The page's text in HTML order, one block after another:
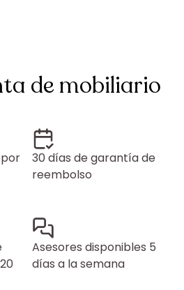
de mobiliario
por
30 días de garantía de
reembolso
Asesores disponibles 5
días a la semana